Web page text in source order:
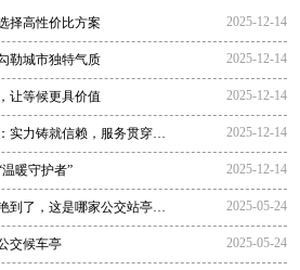
择高性价比方案 2025-12-14
勒城市独特气质 2025-12-14
让等候更具价值 2025-12-14
实力铸就信赖，服务贯穿全
2025-12-14
暖守护者” 2025-12-14
到了，这是哪家公交站亭生
2025-05-24
交候车亭 2025-05-24